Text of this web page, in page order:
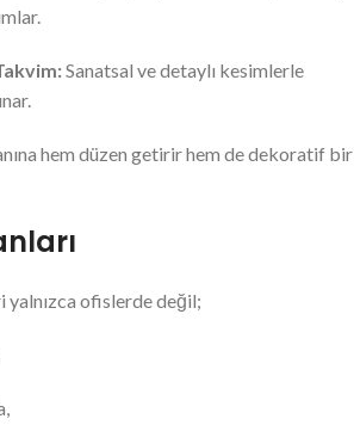
Sanatsal ve detaylı kesimlerle
hem düzen getirir hem de dekoratif bir
ofislerde değil;